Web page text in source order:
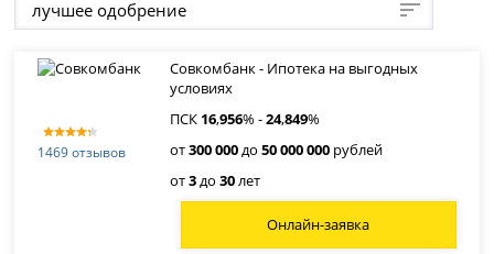
лучшее одобрение
1469 отзывов
Совкомбанк - Ипотека на выгодных
условиях
ПСК 16,956% -24,849%
от300 000до50 000 000 рублей
от3до30лет
Онлайн-заявка